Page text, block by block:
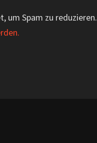
um Spam zu reduzieren.